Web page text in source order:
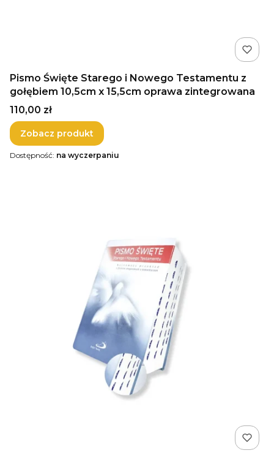
Pismo Święte Starego i Nowego Testamentu z
gołębiem 10,5cm x 15,5cm oprawa zintegrowana
Cena
110,00 zł
Zobacz produkt
Dostępność: na wyczerpaniu